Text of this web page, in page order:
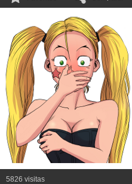
5826 visitas